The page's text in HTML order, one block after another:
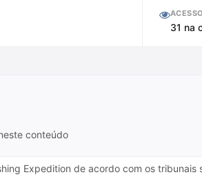
31 na
conteúdo
Expedition de acordo com os